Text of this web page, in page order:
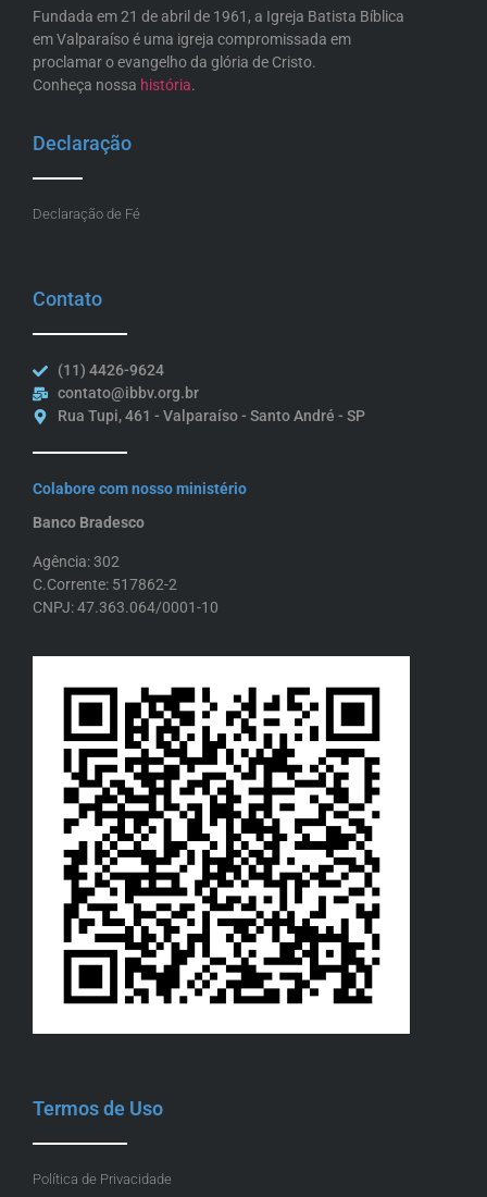
Fundada em 21 de abril de 1961, a Igreja Batista Bíblica
em Valparaíso é uma igreja compromissada em
proclamar o evangelho da glória de Cristo.
Conheça nossa história.
Declaração
Declaração de Fé
Contato
(11) 4426-9624
contato@ibbv.org.br
Rua Tupi, 461 - Valparaíso - Santo André - SP
Colabore com nosso ministério
Banco Bradesco
Agência: 302
C.Corrente: 517862-2
CNPJ: 47.363.064/0001-10
Termos de Uso
Política de Privacidade